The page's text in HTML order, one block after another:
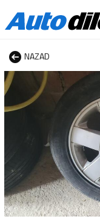
NAZAD